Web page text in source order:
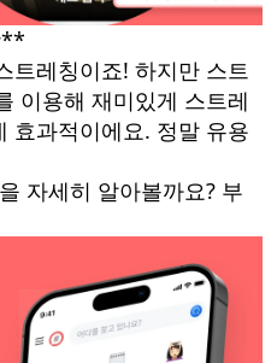
**
트레칭이죠! 하지만 스트
이용해 재미있게 스트레
효과적이에요. 정말 유용
자세히 알아볼까요? 부